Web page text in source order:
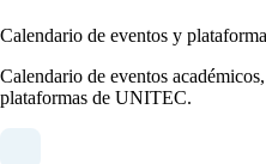
Calendario de eventos y
Calendario de eventos
plataformas de UNITEC.